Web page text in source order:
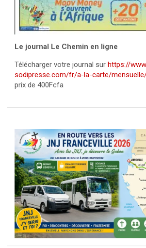
Le journal Le Chemin en ligne
Télécharger votre journal sur https://
sodipresse.com/fr/a-la-carte/
prix de 400Fcfa